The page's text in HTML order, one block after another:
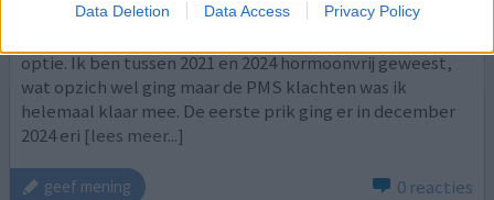
Data Deletion Data Access Privacy Policy
heen in 2021, slikt het sinds 2014, en een spiraal dat een
optie. Ik ben tussen 2021 en 2024 hormoonvrij geweest,
wat opzich wel ging maar de PMS klachten was ik
helemaal klaar mee. De eerste prik ging er in december
2024 eri [lees meer...]
geef mening 0 reacties